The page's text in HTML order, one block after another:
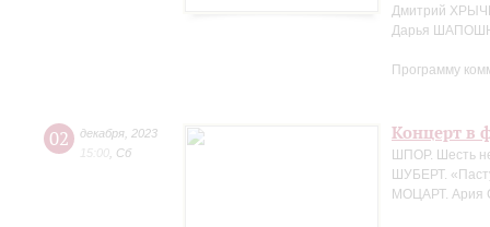
Дмитрий
Дарья
Программу
02 декабря 2023
15:00 Сб
Концерт в
ШПОР. Шесть
ШУБЕРТ.
МОЦАРТ. Ария